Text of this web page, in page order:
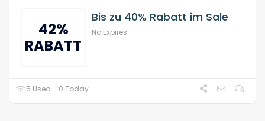
42%
RABATT
Bis zu 40% Rabatt im Sale
No Expires
5 Used - 0 Today